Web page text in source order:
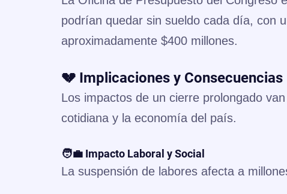
podrían quedar sin sueldo cada día, con
aproximadamente $400 millones.
💔 Implicaciones y Consecuencias
Los impactos de un cierre prolongado
cotidiana y la economía del país.
🧑‍💼 Impacto Laboral y Social
La suspensión de labores afecta a